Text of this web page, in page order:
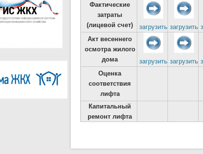
Фактические
затраты
(лицевой счет)
загрузить загрузить
Акт весеннего
осмотра жилого
дома
загрузить загрузить
Оценка
соответствия
лифта
Капитальный
ремонт лифта